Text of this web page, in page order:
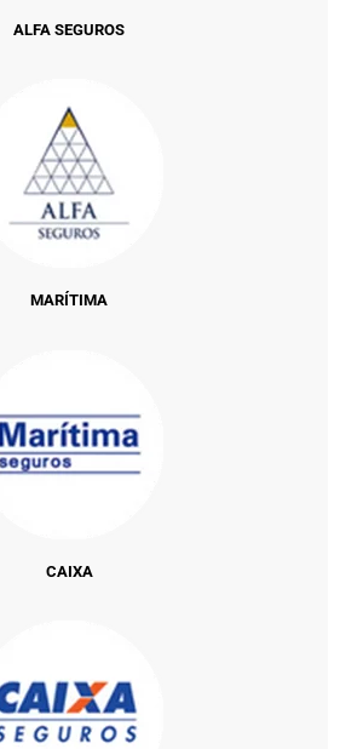
ALFA SEGUROS
MARÍTIMA
CAIXA